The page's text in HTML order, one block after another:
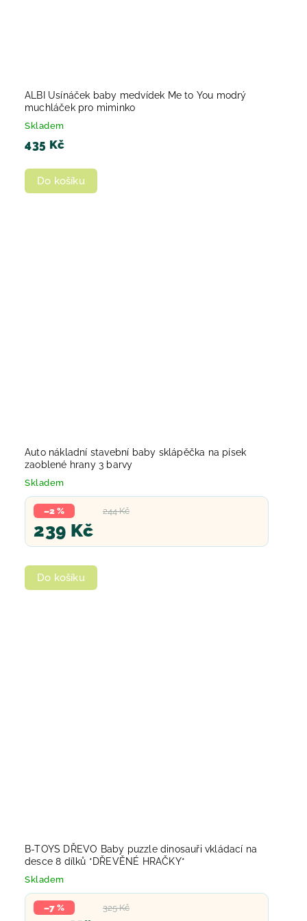
ALBI Usínáček baby medvídek Me to You modrý
muchláček pro miminko
Skladem
435 Kč
Do košíku
Auto nákladní stavební baby sklápěčka na písek
zaoblené hrany 3 barvy
Skladem
244 Kč
–2 %
239 Kč
Do košíku
B-TOYS DŘEVO Baby puzzle dinosauři vkládací na
desce 8 dílků *DŘEVĚNÉ HRAČKY*
Skladem
325 Kč
–7 %